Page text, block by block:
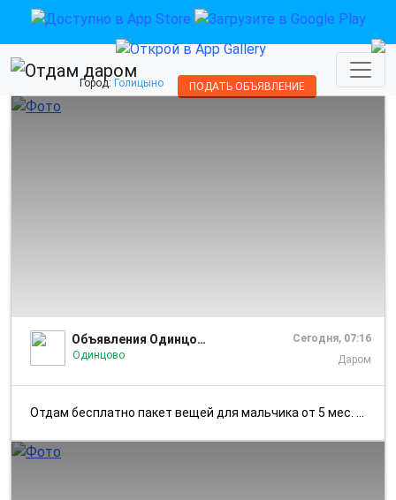
Город: Голицыно ПОДАТЬ ОБЪЯВЛЕНИЕ
Объявления Одинцово
Одинцово
Сегодня, 07:16
Даром
Отдам бесплатно пакет вещей для мальчика от 5 мес. до 2.5 лет. А также...